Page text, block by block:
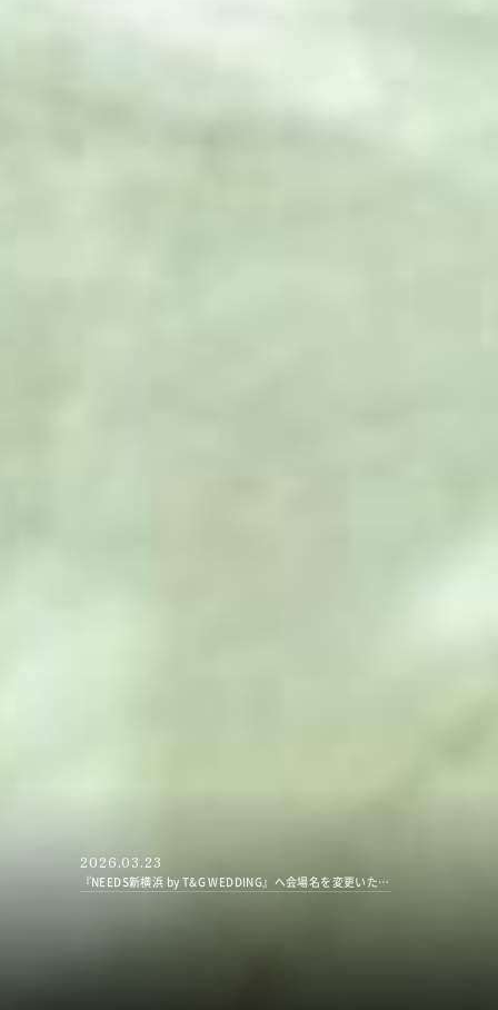
2026.03.23
『NEEDS新横浜 by T&G WEDDING』へ会場名を変更いたしました